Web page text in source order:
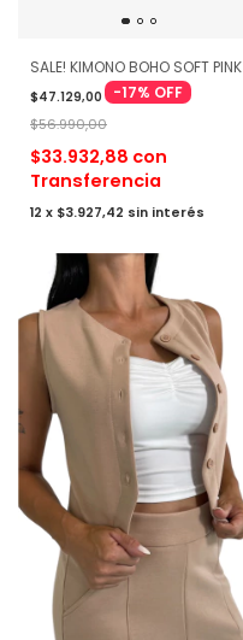
SALE! KIMONO BOHO SOFT PINK
$47.129,00 -17% OFF
$56.990,00
$33.932,88 con
Transferencia
12 x $3.927,42 sin interés